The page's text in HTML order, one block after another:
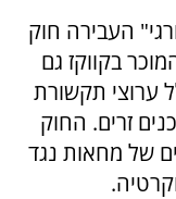
העבירה חוק
בקווקז גם
ערוצי תקשורת
זרים. החוק
של מחאות נגד